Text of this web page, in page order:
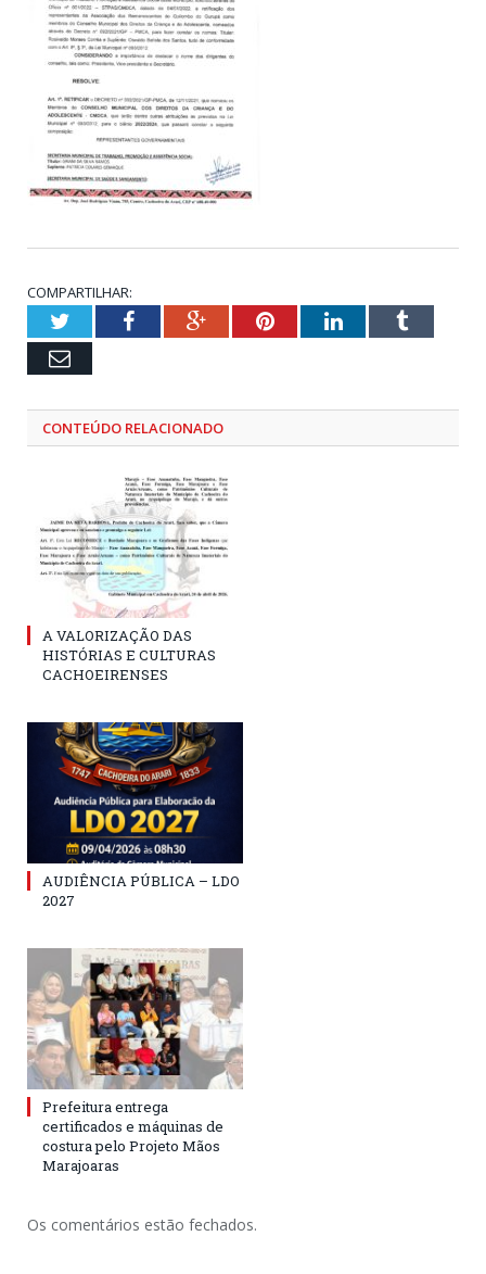
COMPARTILHAR:
TwitterFacebookGoogle+PinterestLinkedInTumblr
Email
CONTEÚDO RELACIONADO
A VALORIZAÇÃO DAS
HISTÓRIAS E CULTURAS
CACHOEIRENSES
AUDIÊNCIA PÚBLICA – LDO
2027
Prefeitura entrega
certificados e máquinas de
costura pelo Projeto Mãos
Marajoaras
Os comentários estão fechados.